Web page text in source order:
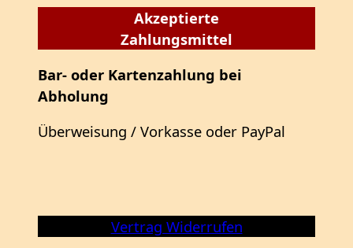
Akzeptierte
Zahlungsmittel
Bar- oder Kartenzahlung bei
Abholung
Überweisung / Vorkasse oder PayPal
Vertrag Widerrufen